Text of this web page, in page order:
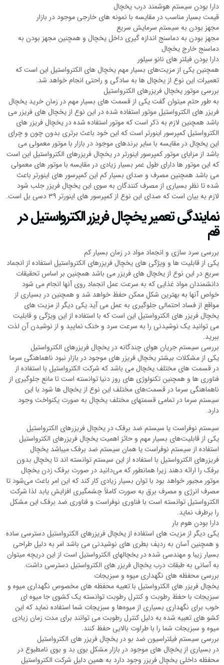
دارا بودن سیستم هوشمند درب یخچال
قیمت بسیار مناسب در مقایسه با نمونه های خارجی موجود در بازار
مجهز بودن به سیستم سرمایش سریع
مجهز بودن به دماسنج اندازه گیری داخل یخچال و همچنین مجهز بودن به
دماسنج خارج یخچال
دارا بودن فیلتر های نانو سیلور
همچنین یکی از مزیت‌های بسیار مهم یخچال های الکترواستیل این است که
تعمیرات این نوع از یخچال ها به سادگی و راحتی انجام خواهد شد.
بررسی موتور یخچال فریزرهای الکترواستیل
به طور حتم میتوان گفت یکی از قسمت های بسیار مهم در زمان خرید یخچال
فریزر های الکترواستیل موتور استفاده شده در این نوع از یخچال های فریزر می
باشد همچنین لازم به ذکر است که موتور استفاده شده در یخچال فریزر های
الکترواستیل کمپرسور اینورتر است که این خود باعث برتری بدون چون و چرای
این یخچال در مقایسه با سایر برندهای موجود در بازار با موتور معمولی می
باشد از مزایای موتور کمپرسور اینورتر در یخچال فریزرهای الکترواستیل این است
که این موتور ها دارای طول عمر بسیار زیادی در مقایسه با موتور های معمولی
می باشد همچنین مصرف و صدای بسیار کم این کمپرسور های اینورتر باعث
شده تا نظر بسیاری از مصرف کنندگان به سوی این یخچال فریزر جلب شود
لازم به بیان است که صدای این نوع از کمپرسور های اینورتر ۳۹ دسی بل است.
نمایندگی تعمیر یخچال فریزر الکترواستیل در
قم
بررسی سرد سازی و انجماد مواد در زمان بسیار کم
یکی از قابلیت ها و ویژگی های یخچال فریزرهای الکترواستیل استفاده از انجماد
سریع در این نوع از یخچال های فریزر می باشد همچنین بر اساس تحقیقات
دانشمندان مواد غذایی که به سرعت عمل انجماد روی آنها انجام می شود
خواص آنها به بهترین شکل ممکن حفظ خواهد شد و همچنین در بسیاری از
مواقع از فساد احتمالی جلوگیری به عمل می آید یکی دیگر از مزیت های
یخچال فریزر های الکترواستیل این است که با استفاده از این ویژگی و قابلیت
می توانید یک نوشیدنی را به سرعت سرد و خنک نمایید و از نوشیدن آن لذت
ببرید.
بررسی سیستم جریان هوای چندگانه در یخچال فریزرهای الکترواستیل
یکی از مشکلات بیشتر یخچال فریزر های موجود در بازار نبود ناهماهنگی سرما
در قسمت های مختلف یخچال می باشد که شرکت الکترواستیل با استفاده از
فناوری ها و همچنین تکنولوژی های روز دنیا توانسته است تا مانع جلوگیری از
ناهماهنگی سرما در قسمت‌های مختلف این نوع از یخچال ها شود با این
سیستم سرما در تمامی قسمتهای مختلف یخچال به صورت یکنواخت وجود
دارد.
سیستم نوفراست یا سیستم ضد برفک در یخچال فریزرهای الکترواستیل
یکی از قابلیت‌های بسیار مهم و حائز اهمیت یخچال فریزرهای الکترواستیل
استفاده از سیستم نوفراست یا همان سیستم ضد برفک میباشد یخچال
فریزرهای الکترواستیل با استفاده از این سیستم توانسته اند تا یخچال بدون
برفک را ارائه دهند زیرا همانطور که می‌دانید در صورت برفک زدن یخچال
موتور مجبور خواهد بود با توان بسیار زیادی کار کند که این امر باعث می‌شود تا
مصرف انرژی و مصرف برق به صورت کاملاً چشمگیری افزایش یابد لذا شرکت
الکترواستیل توانسته است با فناوری نوفراست و فناوری ضد برفک این مشکل
را برطرف نماید.
دارا بودن هوم بار
یکی دیگر از مزیت های استفاده از یخچال فریزرهای الکترواستیل دسترسی ساده
و همچنین آسان به ردیف بطری های نوشیدنی می باشد امر به دلیل طراحی
بسیار زیبا و مهندسی شده در یخچالهای الکترواستیل است از این دریچه میتوان
به آسانی به طبقات درب یخچال فریزر های الکترواستیل دسترسی داشت.
بررسی محفظه های نگهداری میوه و سبزیجات
یخچال فریزر های الکترواستیل با تعبیه محفظه های مخصوص نگهداری میوه و
سبزیجات با حفظ رطوبت و کنترل رطوبت توانسته یک کشوی جا میوه ای
خوب برای نگهداری بسیاری از میوه‌ها و سبزیجات شما استفاده نماید که این
کشو های تعبیه شده به دلیل کنترل رطوبت می توانند برای مدت زمان زیادی
میوه و سبزیجات شما را با طراوت بالایی حفظ کنند.
بررسی سیستم فیلتراسیون ضد بو در یخچال فریزر های الکترواستیل
در بسیاری از یخچال های موجود در بازار مشکل بوی بد و بوی نامطبوع در
محفظه داخلی یخچال فریزر وجود دارد به همین دلیل شرکت الکترواستیل